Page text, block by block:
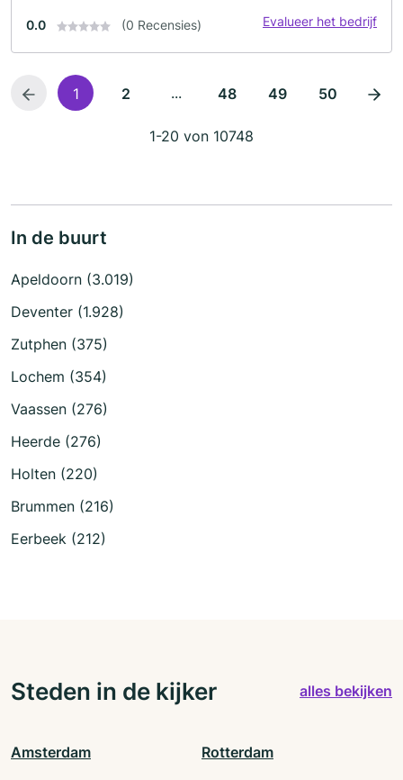
0.0 (0 Recensies) Evalueer het bedrijf
1 2 ... 48 49 50
1-20 von 10748
In de buurt
Apeldoorn (3.019)
Deventer (1.928)
Zutphen (375)
Lochem (354)
Vaassen (276)
Heerde (276)
Holten (220)
Brummen (216)
Eerbeek (212)
Steden in de kijker alles bekijken
Amsterdam Rotterdam